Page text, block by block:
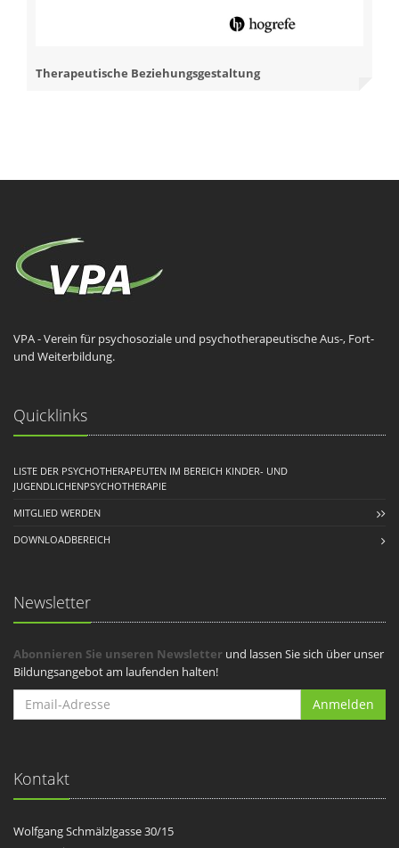
Therapeutische Beziehungsgestaltung
VPA - Verein für psychosoziale und psychotherapeutische Aus-, Fort-
und Weiterbildung.
Quicklinks
LISTE DER PSYCHOTHERAPEUTEN IM BEREICH KINDER- UND
JUGENDLICHENPSYCHOTHERAPIE
MITGLIED WERDEN
DOWNLOADBEREICH
Newsletter
Abonnieren Sie unseren Newsletter und lassen Sie sich über unser
Bildungsangebot am laufenden halten!
Anmelden
Kontakt
Wolfgang Schmälzlgasse 30/15